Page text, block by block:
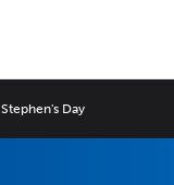
Day